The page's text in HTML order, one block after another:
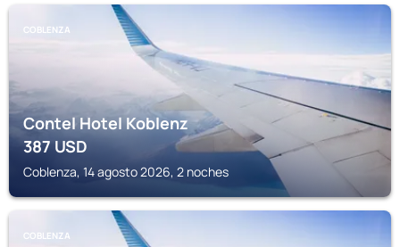
COBLENZA
Contel Hotel Koblenz
387USD
Coblenza, 14 agosto 2026, 2 noches
COBLENZA